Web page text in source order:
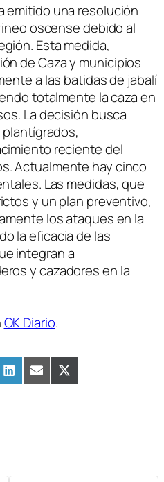
emitido una resolución
oscense debido al
Esta medida,
de Caza y municipios
a las batidas de jabalí
totalmente la caza en
La decisión busca
reciente del
Actualmente hay cinco
Las medidas, que
y un plan preventivo,
los ataques en la
la eficacia de las
integran a
y cazadores en la
OK Diario.
Compartir
en
LinkedInCompartir
en
EmailCompartir
en
X
(Twitter)